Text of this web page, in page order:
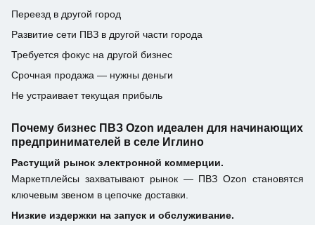
Переезд в другой город
Развитие сети ПВЗ в другой части города
Требуется фокус на другой бизнес
Срочная продажа — нужны деньги
Не устраивает текущая прибыль
Почему бизнес ПВЗ Ozon идеален для начинающих
предпринимателей в селе Иглино
Растущий рынок электронной коммерции.
Маркетплейсы захватывают рынок — ПВЗ Ozon становятся
ключевым звеном в цепочке доставки.
Низкие издержки на запуск и обслуживание.